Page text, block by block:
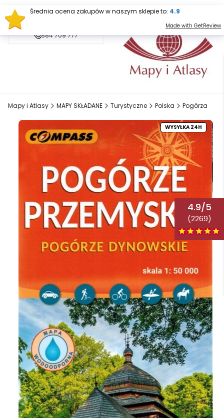
sklep@mapy.net.pl
884 709 777
Mapy i Atlasy MAPY SKŁADANE Turystyczne Polska Pogórza
WYSYŁKA 24H
4.9/5
(2269)
Średnia ocena zakupów w naszym sklepie to: 4.9
Made with GetReview